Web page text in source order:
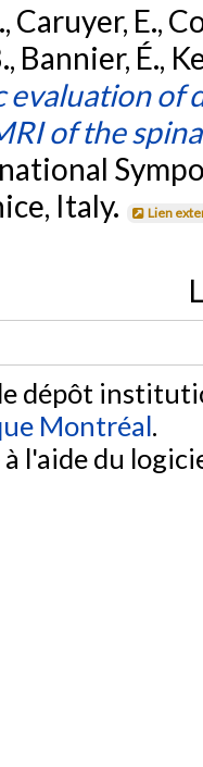
Caruyer, E.,
Bannier, É.,
evaluation of
of the
Italy.
Lien
dépôt
Montréal.
l'aide du